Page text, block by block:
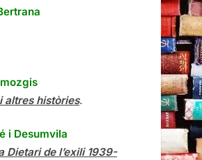
altres històries.
i Desumvila
Dietari de l’exili 1939-